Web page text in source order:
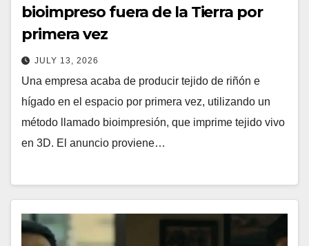
bioimpreso fuera de la Tierra por
primera vez
JULY 13, 2026
Una empresa acaba de producir tejido de riñón e
hígado en el espacio por primera vez, utilizando un
método llamado bioimpresión, que imprime tejido vivo
en 3D. El anuncio proviene…